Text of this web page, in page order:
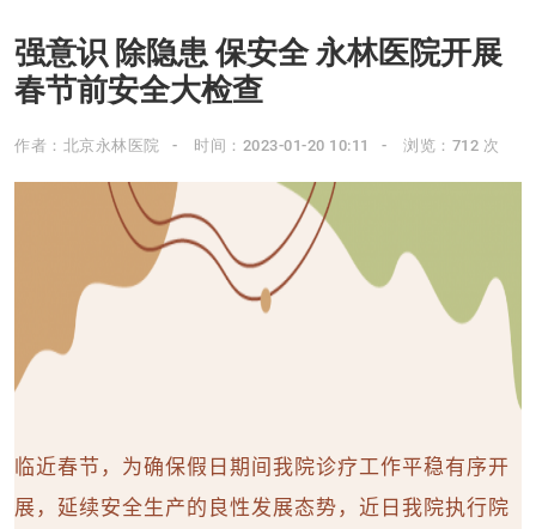
强意识 除隐患 保安全 永林医院开展
春节前安全大检查
作者：北京永林医院 时间：2023-01-20 10:11 浏览：712 次
临近春节，为确保假日期间我院诊疗工作平稳有序开
展，延续安全生产的良性发展态势，近日我院执行院